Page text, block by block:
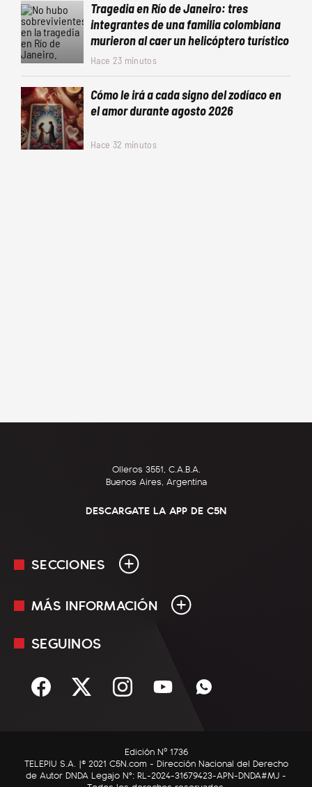
Tragedia en Río de Janeiro: tres
integrantes de una familia colombiana
murieron al caer un helicóptero turístico
Hace 23 minutos
Cómo le irá a cada signo del zodíaco en
el amor durante agosto 2026
Hace 32 minutos
Olleros 3551, C.A.B.A.
Buenos Aires, Argentina
DESCARGATE LA APP DE C5N
SECCIONES
En Vivo
Sociedad
C5N Autos
RatingCero
MÁS INFORMACIÓN
Mediakit
Términos y condiciones
SEGUINOS
Edición Nº 1736
TELEPIU S.A. |© 2021 C5N.com - Dirección Nacional del Derecho
de Autor DNDA Legajo N°: RL-2024-31679423-APN-DNDA#MJ -